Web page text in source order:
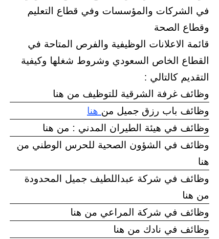
في الشركات والمؤسسات وفي قطاع التعليم
وقطاع الصحة
قائمة الاعلانات الوظيفية والفرص المتاحة في
القطاع الخاص السعودي وشروط شغلها وكيفية
التقديم كالتالي :
وظائف غرفة الشرقية للتوظيف من هنا
وظائف باب رزق جميل من هنا
وظائف في هيئة الطيران المدني : من هنا
وظائف في الشؤون الصحية للحرس الوطني من
هنا
وظائف في شركة عبداللطيف جميل المحدودة
من هنا
وظائف في شركة المراعي من هنا
وظائف في نادك من هنا